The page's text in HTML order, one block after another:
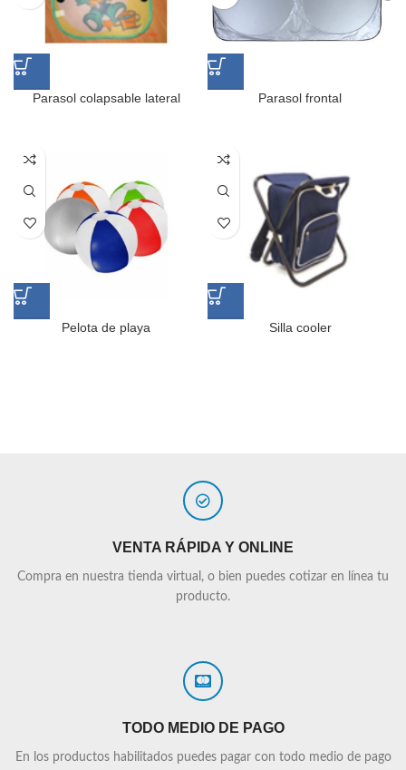
Parasol colapsable lateral Parasol frontal
Pelota de playa Silla cooler
VENTA RÁPIDA Y ONLINE
Compra en nuestra tienda virtual, o bien puedes cotizar en línea tu
producto.
TODO MEDIO DE PAGO
En los productos habilitados puedes pagar con todo medio de pago